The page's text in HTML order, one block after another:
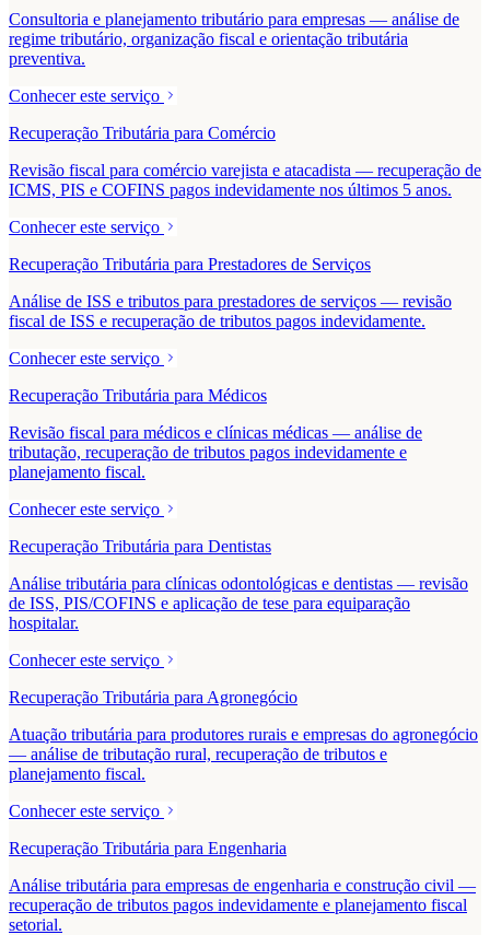
Consultoria e planejamento tributário para empresas — análise de
regime tributário, organização fiscal e orientação tributária
preventiva.
Conhecer este serviço
Recuperação Tributária para Comércio
Revisão fiscal para comércio varejista e atacadista — recuperação de
ICMS, PIS e COFINS pagos indevidamente nos últimos 5 anos.
Conhecer este serviço
Recuperação Tributária para Prestadores de Serviços
Análise de ISS e tributos para prestadores de serviços — revisão
fiscal de ISS e recuperação de tributos pagos indevidamente.
Conhecer este serviço
Recuperação Tributária para Médicos
Revisão fiscal para médicos e clínicas médicas — análise de
tributação, recuperação de tributos pagos indevidamente e
planejamento fiscal.
Conhecer este serviço
Recuperação Tributária para Dentistas
Análise tributária para clínicas odontológicas e dentistas — revisão
de ISS, PIS/COFINS e aplicação de tese para equiparação
hospitalar.
Conhecer este serviço
Recuperação Tributária para Agronegócio
Atuação tributária para produtores rurais e empresas do agronegócio
— análise de tributação rural, recuperação de tributos e
planejamento fiscal.
Conhecer este serviço
Recuperação Tributária para Engenharia
Análise tributária para empresas de engenharia e construção civil —
recuperação de tributos pagos indevidamente e planejamento fiscal
setorial.